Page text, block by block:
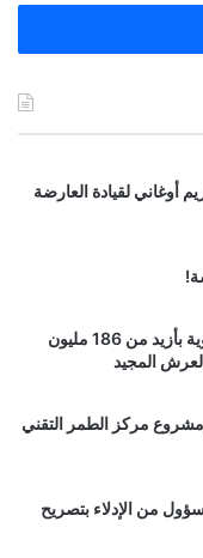
أوغاني لقيادة العارضة
عامل إقليم صفرو يطلق ويدشن مشاريع تنموية بأزيد من 186 مليون
المجيد
مشروع مركز الطمر التقني
من الإدلاء بتصريح